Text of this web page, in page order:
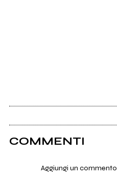
COMMENTI
Aggiungi un commento